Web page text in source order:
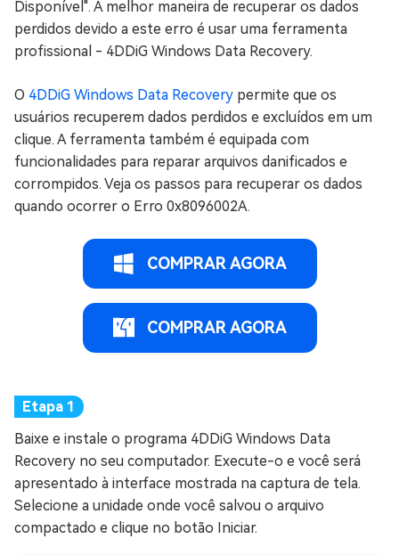
Disponível". A melhor maneira de recuperar os dados
perdidos devido a este erro é usar uma ferramenta
profissional - 4DDiG Windows Data Recovery.
O 4DDiG Windows Data Recovery permite que os
usuários recuperem dados perdidos e excluídos em um
clique. A ferramenta também é equipada com
funcionalidades para reparar arquivos danificados e
corrompidos. Veja os passos para recuperar os dados
quando ocorrer o Erro 0x8096002A.
COMPRAR AGORA
COMPRAR AGORA
Baixe e instale o programa 4DDiG Windows Data
Recovery no seu computador. Execute-o e você será
apresentado à interface mostrada na captura de tela.
Selecione a unidade onde você salvou o arquivo
compactado e clique no botão Iniciar.